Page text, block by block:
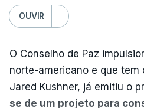
OUVIR
O Conselho de Paz
norte-americano e que tem
Jared Kushner, já emitiu o
se de um projeto para